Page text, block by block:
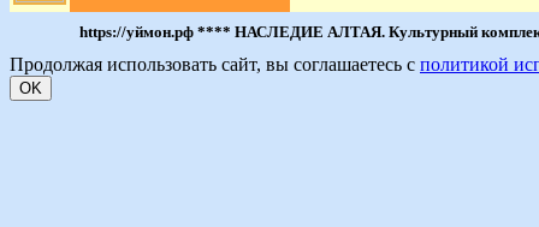
https://уймон.рф **** НАСЛЕДИЕ АЛТАЯ. Культурный комплекс
Продолжая использовать сайт, вы соглашаетесь с политикой
OK